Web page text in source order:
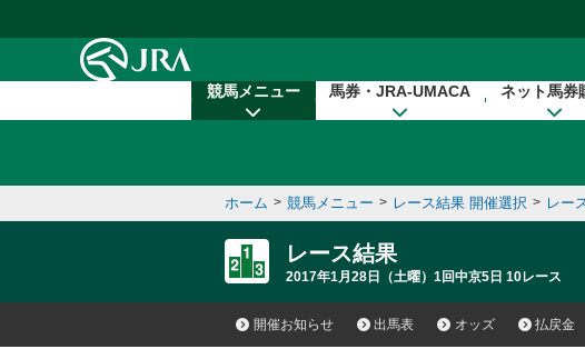
競馬メニュー 馬券・JRA-UMACA ネット馬券
ホーム > 競馬メニュー > レース結果 開催選択 > レー
レース結果
2017年1月28日（土曜）1回中京5日 10レース
開催お知らせ 出馬表 オッズ 払戻金